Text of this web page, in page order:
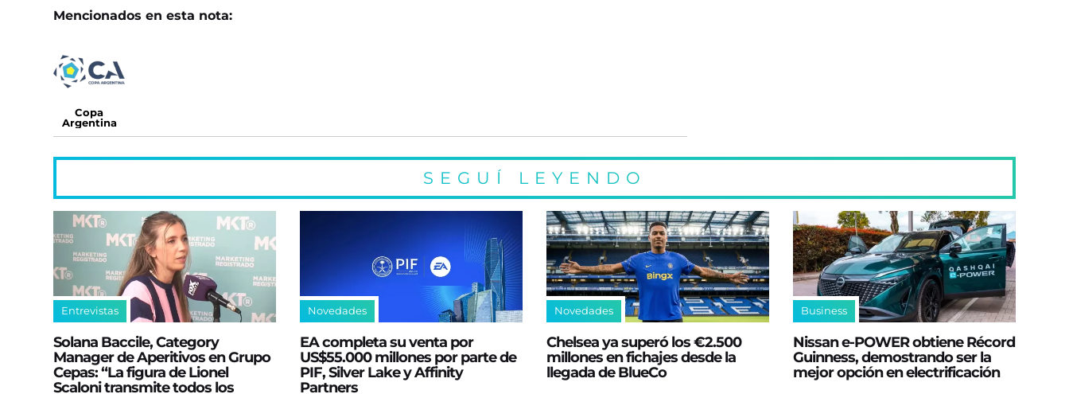
Mencionados en esta nota:
Copa
Argentina
SEGUÍ LEYENDO
Entrevistas
Solana Baccile, Category
Manager de Aperitivos en Grupo
Cepas: “La figura de Lionel
Scaloni transmite todos los
Novedades
EA completa su venta por
US$55.000 millones por parte de
PIF, Silver Lake y Affinity
Partners
Novedades
Chelsea ya superó los €2.500
millones en fichajes desde la
llegada de BlueCo
Business
Nissan e‑POWER obtiene Récord
Guinness, demostrando ser la
mejor opción en electrificación